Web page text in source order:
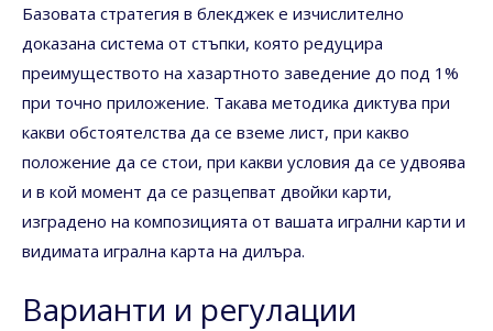
Базовата стратегия в блекджек е изчислително
доказана система от стъпки, която редуцира
преимуществото на хазартното заведение до под 1%
при точно приложение. Такава методика диктува при
какви обстоятелства да се вземе лист, при какво
положение да се стои, при какви условия да се удвоява
и в кой момент да се разцепват двойки карти,
изградено на композицията от вашата игрални карти и
видимата игрална карта на дилъра.
Варианти и регулации